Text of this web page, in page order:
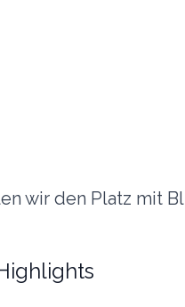
wir den Platz mit